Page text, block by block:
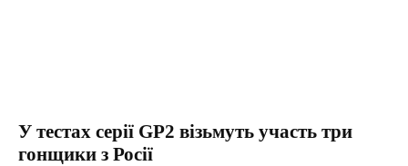
У тестах серії GP2 візьмуть участь три
гонщики з Росії